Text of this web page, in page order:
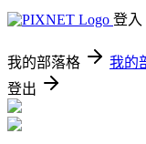
登入
我的部落格 我的
登出